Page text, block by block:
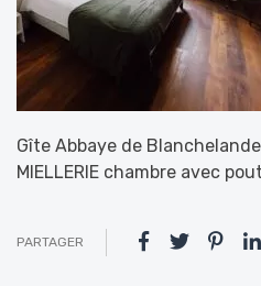
Gîte Abbaye de Blanchelande
MIELLERIE chambre avec
PARTAGER